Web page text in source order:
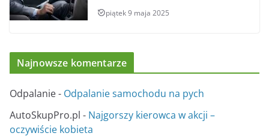
piątek 9 maja 2025
Najnowsze komentarze
Odpalanie- Odpalanie samochodu na pych
AutoSkupPro.pl - Najgorszy kierowca w akcji –
oczywiście kobieta